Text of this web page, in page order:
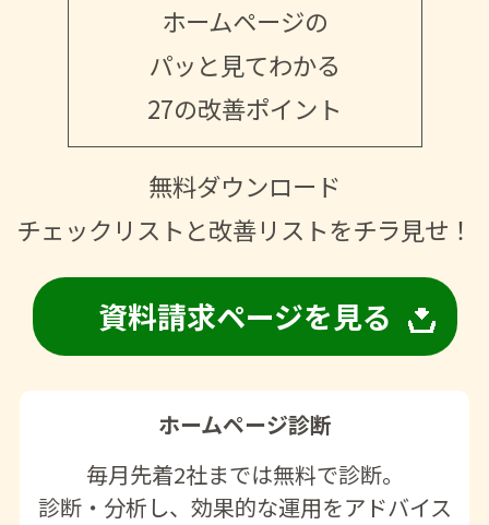
ホームページの
パッと見てわかる
27の改善ポイント
無料ダウンロード
チェックリストと改善リストをチラ見せ！
資料請求ページを見る
ホームページ診断
毎月先着2社までは無料で診断。
診断・分析し、効果的な運用をアドバイス